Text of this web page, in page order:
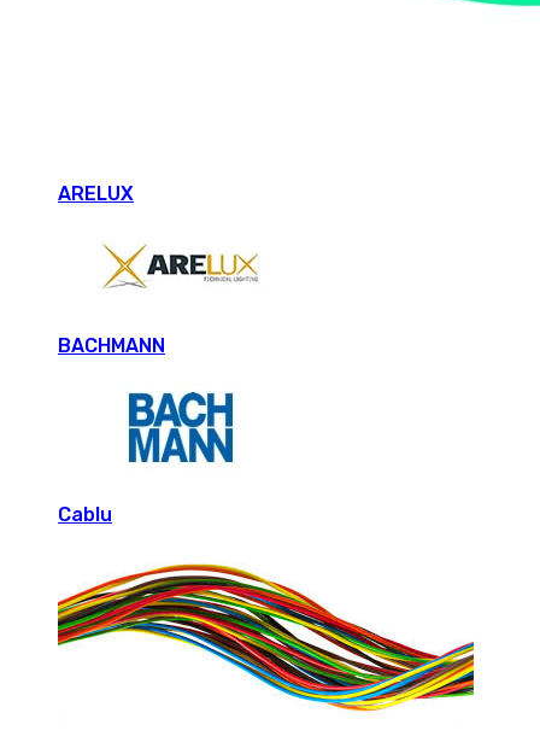
ARELUX
BACHMANN
Cablu